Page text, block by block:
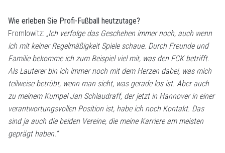
Wie erleben Sie Profi-Fußball heutzutage?
Fromlowitz: „Ich verfolge das Geschehen immer noch, auch wenn
ich mit keiner Regelmäßigkeit Spiele schaue. Durch Freunde und
Familie bekomme ich zum Beispiel viel mit, was den FCK betrifft.
Als Lauterer bin ich immer noch mit dem Herzen dabei, was mich
teilweise betrübt, wenn man sieht, was gerade los ist. Aber auch
zu meinem Kumpel Jan Schlaudraff, der jetzt in Hannover in einer
verantwortungsvollen Position ist, habe ich noch Kontakt. Das
sind ja auch die beiden Vereine, die meine Karriere am meisten
geprägt haben.“